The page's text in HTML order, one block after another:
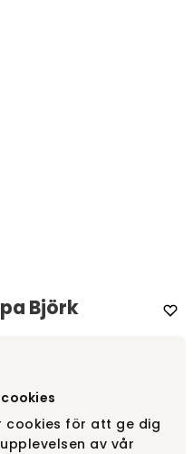
cookies för att ge dig
av vår
Björk